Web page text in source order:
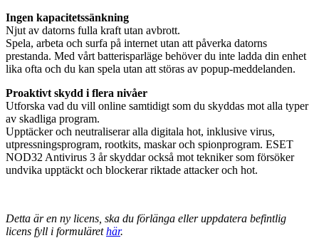
Ingen kapacitetssänkning
Njut av datorns fulla kraft utan avbrott.
Spela, arbeta och surfa på internet utan att påverka datorns
prestanda. Med vårt batterisparläge behöver du inte ladda din enhet
lika ofta och du kan spela utan att störas av popup-meddelanden.
Proaktivt skydd i flera nivåer
Utforska vad du vill online samtidigt som du skyddas mot alla typer
av skadliga program.
Upptäcker och neutraliserar alla digitala hot, inklusive virus,
utpressningsprogram, rootkits, maskar och spionprogram. ESET
NOD32 Antivirus 3 år skyddar också mot tekniker som försöker
undvika upptäckt och blockerar riktade attacker och hot.
Detta är en ny licens, ska du förlänga eller uppdatera befintlig
licens fyll i formulärethär.